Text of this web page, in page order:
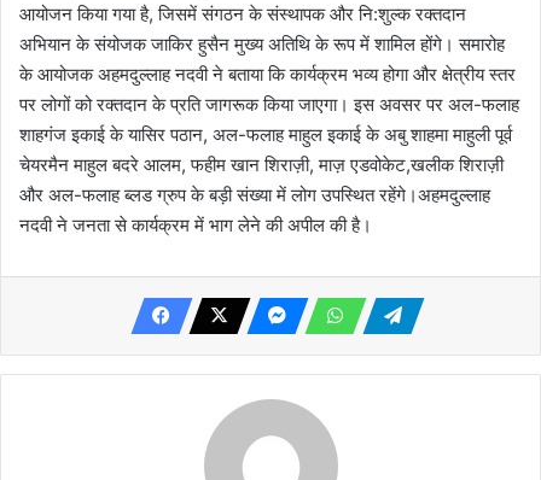
आयोजन किया गया है, जिसमें संगठन के संस्थापक और नि:शुल्क रक्तदान
अभियान के संयोजक जाकिर हुसैन मुख्य अतिथि के रूप में शामिल होंगे। समारोह
के आयोजक अहमदुल्लाह नदवी ने बताया कि कार्यक्रम भव्य होगा और क्षेत्रीय स्तर
पर लोगों को रक्तदान के प्रति जागरूक किया जाएगा। इस अवसर पर अल-फलाह
शाहगंज इकाई के यासिर पठान, अल-फलाह माहुल इकाई के अबु शाहमा माहुली पूर्व
चेयरमैन माहुल बदरे आलम, फहीम खान शिराज़ी, माज़ एडवोकेट,खलीक शिराज़ी
और अल-फलाह ब्लड ग्रुप के बड़ी संख्या में लोग उपस्थित रहेंगे।अहमदुल्लाह
नदवी ने जनता से कार्यक्रम में भाग लेने की अपील की है।